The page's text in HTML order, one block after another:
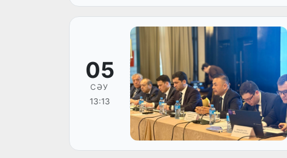
05
СӘУ
13:13